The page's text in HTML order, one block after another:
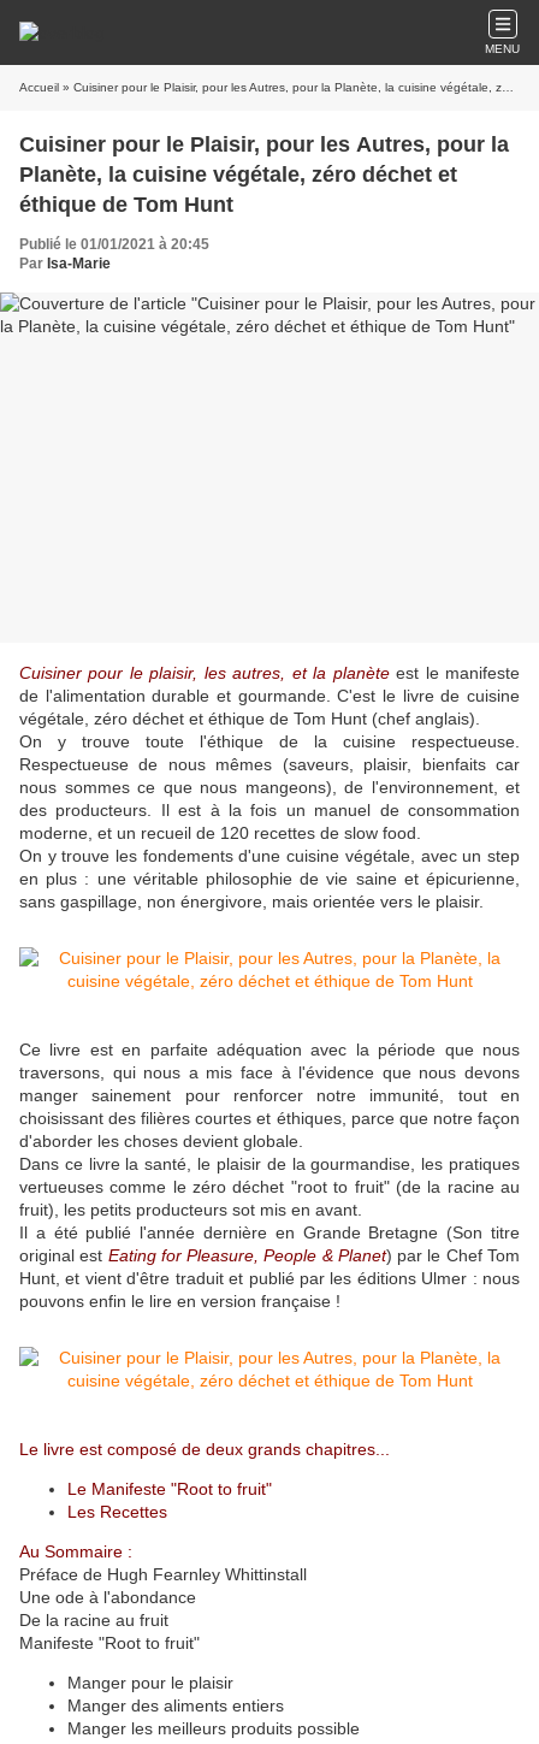
MENU
Accueil » Cuisiner pour le Plaisir, pour les Autres, pour la Planète, la cuisine végétale, zéro déchet et éthique de Tom Hunt
Cuisiner pour le Plaisir, pour les Autres, pour la
Planète, la cuisine végétale, zéro déchet et
éthique de Tom Hunt
Publié le 01/01/2021 à 20:45
Par Isa-Marie
Cuisiner pour le plaisir, les autres, et la planèteest le manifeste
de l'alimentation durable et gourmande. C'est le livre de cuisine
végétale, zéro déchet et éthique de Tom Hunt (chef anglais).
On y trouve toute l'éthique de la cuisine respectueuse.
Respectueuse de nous mêmes (saveurs, plaisir, bienfaits car
nous sommes ce que nous mangeons), de l'environnement, et
des producteurs. Il est à la fois un manuel de consommation
moderne, et un recueil de 120 recettes de slow food.
On y trouve les fondements d'une cuisine végétale, avec un step
en plus : une véritable philosophie de vie saine et épicurienne,
sans gaspillage, non énergivore, mais orientée vers le plaisir.
Ce livre est en parfaite adéquation avec la période que nous
traversons, qui nous a mis face à l'évidence que nous devons
manger sainement pour renforcer notre immunité, tout en
choisissant des filières courtes et éthiques, parce que notre façon
d'aborder les choses devient globale.
Dans ce livre la santé, le plaisir de la gourmandise, les pratiques
vertueuses comme le zéro déchet "root to fruit" (de la racine au
fruit), les petits producteurs sot mis en avant.
Il a été publié l'année dernière en Grande Bretagne (Son titre
original est Eating for Pleasure, People & Planet) par le Chef Tom
Hunt, et vient d'être traduit et publié par les éditions Ulmer : nous
pouvons enfin le lire en version française !
Le livre est composé de deux grands chapitres...
Le Manifeste "Root to fruit"
Les Recettes
Au Sommaire :
Préface de Hugh Fearnley Whittinstall
Une ode à l'abondance
De la racine au fruit
Manifeste "Root to fruit"
Manger pour le plaisir
Manger des aliments entiers
Manger les meilleurs produits possible